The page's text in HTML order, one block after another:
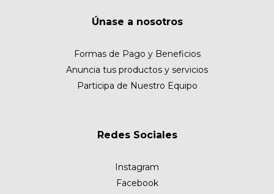
Únase a nosotros
Formas de Pago y Beneficios
Anuncia tus productos y servicios
Participa de Nuestro Equipo
Redes Sociales
Instagram
Facebook